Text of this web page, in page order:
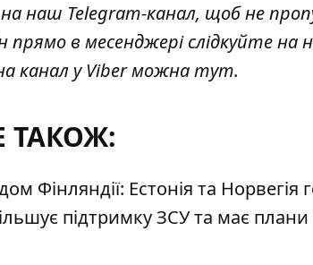
на наш Telegram-канал, щоб не
прямо в месенджері слідкуйте на
канал у Viber можнатут.
ТАКОЖ:
Фінляндії: Естонія та
підтримку ЗСУ та має